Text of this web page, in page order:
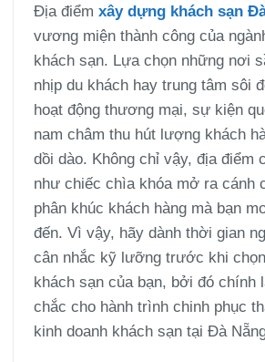
Địa điểm xây dựng khách sạn
vương miện thành công của
khách sạn. Lựa chọn những nơi
nhịp du khách hay trung tâm sôi
hoạt động thương mại, sự kiện
nam châm thu hút lượng khách
dồi dào. Không chỉ vậy, địa điểm
như chiếc chìa khóa mở ra cánh
phân khúc khách hàng mà bạn
đến. Vì vậy, hãy dành thời gian
cân nhắc kỹ lưỡng trước khi
khách sạn của bạn, bởi đó chính
chắc cho hành trình chinh phục
kinh doanh khách sạn tại Đà